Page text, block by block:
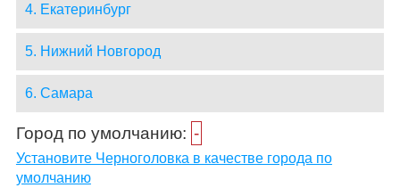
4. Екатеринбург
5. Нижний Новгород
6. Самара
Город по умолчанию: -
Установите Черноголовка в качестве города по
умолчанию